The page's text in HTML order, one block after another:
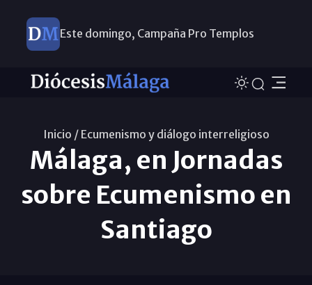
Este domingo, Campaña Pro Templos
Inicio / Ecumenismo y diálogo interreligioso
Málaga, en Jornadas
sobre Ecumenismo en
Santiago